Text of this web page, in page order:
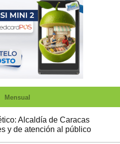
Mensual
Alcaldía de Caracas
y de atención al público